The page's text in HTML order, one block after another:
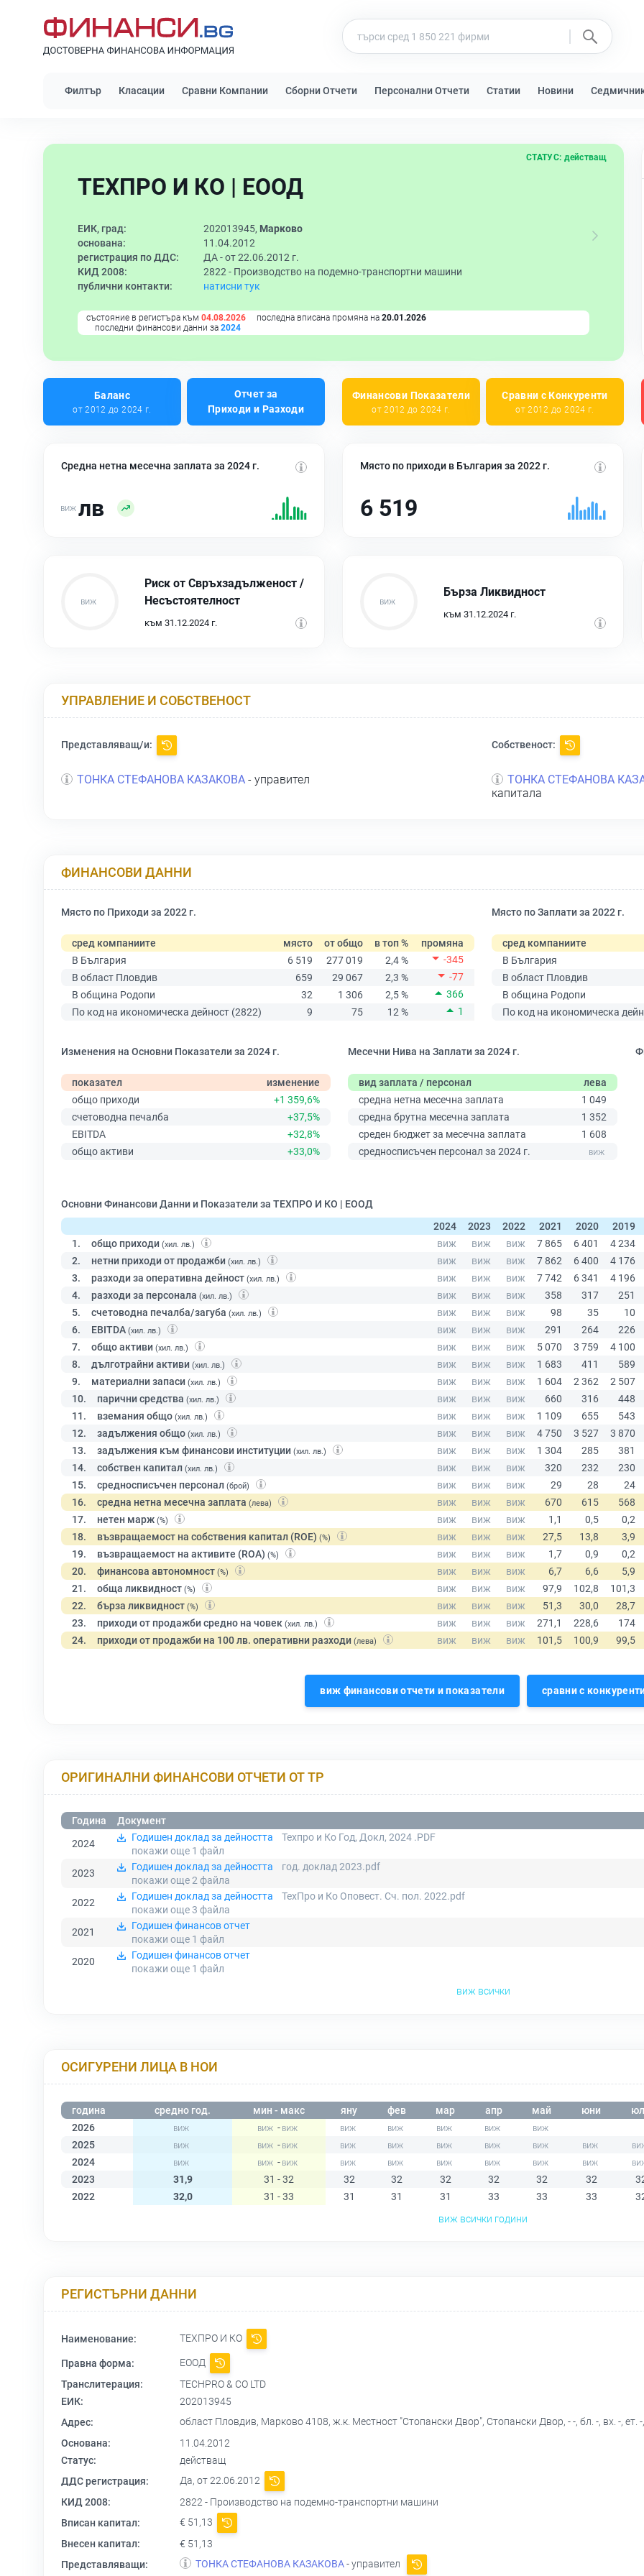
Филтър Класации Сравни Компании Сборни Отчети Персонални Отчети Статии Новини
ТЕХПРО И КО | ЕООД
СТАТУС: действащ
ЕИК, град: 202013945, Марково
основана:
11.04.2012
регистрация по ДДС:
ДА - от 22.06.2012 г.
КИД 2008:
2822 - Производство на подемно-транспортни машини
публични контакти:
натисни тук
състояние в регистъра към 04.08.2026 последна вписана промяна на 20.01.2026
последни финансови данни за 2024
Баланс
от 2012 до 2024 г.
Отчет за
Приходи и Разходи
Финансови Показатели
от 2012 до 2024 г.
Сравни с Конкуренти
от 2012 до 2024 г.
Средна нетна месечна заплата за 2024 г.
лв
Място по приходи в България за 2022 г.
6 519
Риск от Свръхзадълженост /
Несъстоятелност
към 31.12.2024 г.
Бърза Ликвидност
към 31.12.2024 г.
УПРАВЛЕНИЕ И СОБСТВЕНОСТ
Представляващ/и:
ТОНКА СТЕФАНОВА КАЗАКОВА - управител
Собственост:
ТОНКА СТЕФАНОВА
капитала
ФИНАНСОВИ ДАННИ
Място по Приходи за 2022 г.
сред компаниите място от общо в топ %
промяна
В България
6 519 277 019 2,4 %
-345
В област Пловдив
659 29 067 2,3 %
-77
В община Родопи
32 1 306 2,5 %
366
По код на икономическа дейност (2822)
9 75 12 % 1
Място по Заплати за 2022 г.
сред компаниите
В България
В област Пловдив
В община Родопи
По код на икономическа
Изменения на Основни Показатели за 2024 г.
показател
изменение
общо приходи
+1 359,6%
счетоводна печалба
+37,5%
EBITDA
+32,8%
общо активи
+33,0%
Месечни Нива на Заплати за 2024 г.
вид заплата / персонал
лева
средна нетна месечна заплата
1 049
средна брутна месечна заплата
1 352
среден бюджет за месечна заплата
1 608
средносписъчен персонал за 2024 г.
Основни Финансови Данни и Показатели за ТЕХПРО И КО | ЕООД
2024
2023 2022 2021 2020
2019
1.
общо приходи (хил. лв.)
2. нетни приходи от продажби (хил. лв.)
3. разходи за оперативна дейност (хил. лв.)
4. разходи за персонала (хил. лв.)
5. счетоводна печалба/загуба (хил. лв.)
6. EBITDA (хил. лв.)
7. общо активи (хил. лв.)
8. дълготрайни активи (хил. лв.)
9. материални запаси (хил. лв.)
10. парични средства (хил. лв.)
11. вземания общо (хил. лв.)
12. задължения общо (хил. лв.)
13. задължения към финансови институции (хил. лв.)
14. собствен капитал (хил. лв.)
15. средносписъчен персонал (брой)
16. средна нетна месечна заплата (лева)
17. нетен марж (%)
18. възвращаемост на собствения капитал (ROE) (%)
19. възвращаемост на активите (ROA) (%)
20. финансова автономност (%)
21. обща ликвидност (%)
22. бърза ликвидност (%)
23. приходи от продажби средно на човек (хил. лв.)
24. приходи от продажби на 100 лв. оперативни разходи (лева)
виж финансови отчети и показатели сравни с
ОРИГИНАЛНИ ФИНАНСОВИ ОТЧЕТИ ОТ ТР
Година
Документ
2024
Годишен доклад за дейността
Техпро и Ко Год, Докл, 2024 .PDF
покажи още 1 файл
2023
Годишен доклад за дейността
год. доклад 2023.pdf
покажи още 2 файла
2022
Годишен доклад за дейността
ТехПро и Ко Оповест. Сч. пол. 2022.pdf
покажи още 3 файла
2021
Годишен финансов отчет
покажи още 1 файл
2020
Годишен финансов отчет
покажи още 1 файл
виж всички
ОСИГУРЕНИ ЛИЦА В НОИ
година средно год. мин - макс яну фев мар апр май юни
2026
-
2025
-
2024
-
2023
31,9 31 - 32 32 32 32 32 32 32
2022
32,0 31 - 33 31 31 31 33 33 33
виж всички години
РЕГИСТЪРНИ ДАННИ
Наименование: ТЕХПРО И КО
Правна форма:
ЕООД
Транслитерация:
TECHPRO & CO LTD
ЕИК:
202013945
Адрес:
област Пловдив, Марково 4108, ж.к. Местност "Стопански Двор", Стопански Двор, - -, бл. -, вх. -, ет.
Основана:
11.04.2012
Статус:
действащ
ДДС регистрация:
Да, от 22.06.2012
КИД 2008:
2822 - Производство на подемно-транспортни машини
Вписан капитал:
€ 51,13
Внесен капитал:
€ 51,13
Представляващи:
ТОНКА СТЕФАНОВА КАЗАКОВА- управител